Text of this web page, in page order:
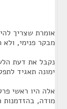
אומרת שצריך
מבקר פנימי,
נקבל את דעת
ימונה תאגיד
אלה היו ראשי
מודה, בהזדמנות